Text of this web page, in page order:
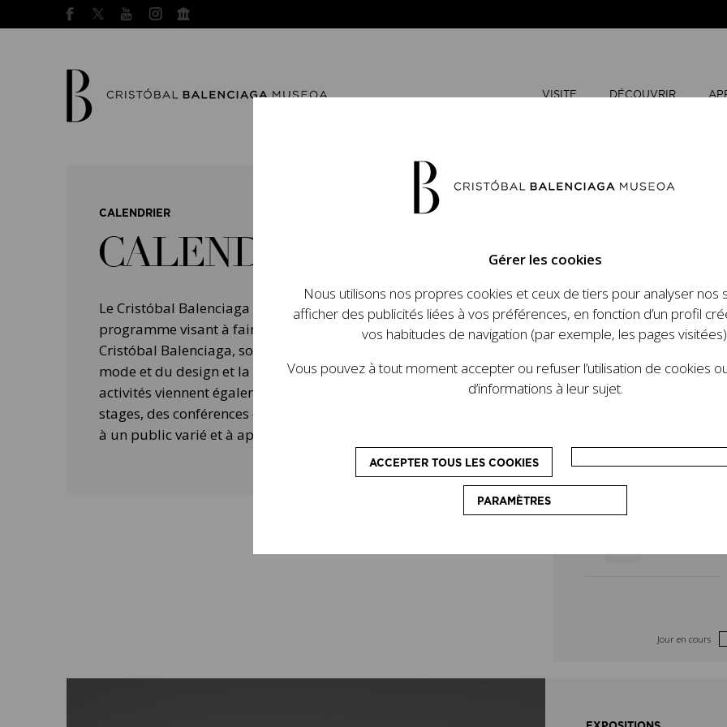
VISITE DÉCOUVRIR
CALENDRIER
CALENDRIER
Le Cristóbal Balenciaga Museoa a mis en place un ambitieux
programme visant à faire connaître la vie et le travail de
Cristóbal Balenciaga, son importance dans l'histoire de la
mode et du design et la contemporanéité de son legs. D’autres
activités viennent également compléter le programme : des
stages, des conférences ou des ateliers pédagogiques, destinés
à un public varié et à approfondir la vision du couturier.
1 2
8 9
22
Jour en cours
Gérer les cookies
Nous utilisons nos propres cookies et ceux de tiers pour analyser nos
afficher des publicités liées à vos préférences, en fonction d’un profil
vos habitudes de navigation (par exemple, les pages
Vous pouvez à tout moment accepter ou refuser l’utilisation de cookies
d’informations à leur sujet.
ACCEPTER TOUS LES COOKIES
PARAMÈTRES